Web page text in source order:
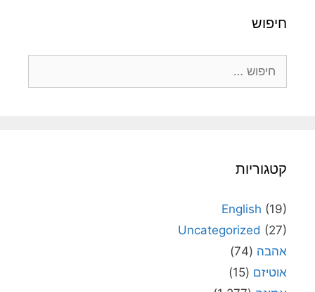
חיפוש
קטגוריות
English (19)
Uncategorized (27)
אהבה (74)
אוטיזם (15)